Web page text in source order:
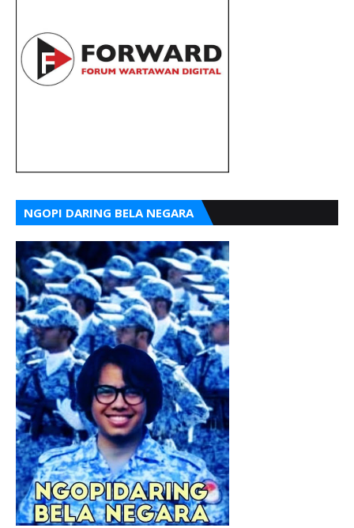
NGOPI DARING BELA NEGARA